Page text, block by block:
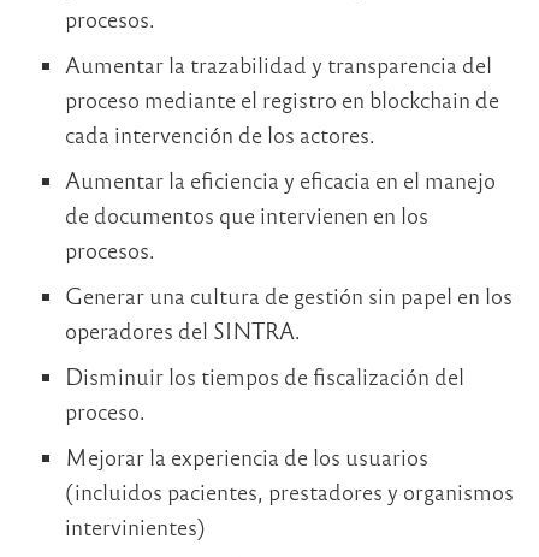
procesos.
Aumentar la trazabilidad y transparencia del
proceso mediante el registro en blockchain de
cada intervención de los actores.
Aumentar la eficiencia y eficacia en el manejo
de documentos que intervienen en los
procesos.
Generar una cultura de gestión sin papel en los
operadores del SINTRA.
Disminuir los tiempos de fiscalización del
proceso.
Mejorar la experiencia de los usuarios
(incluidos pacientes, prestadores y organismos
intervinientes)